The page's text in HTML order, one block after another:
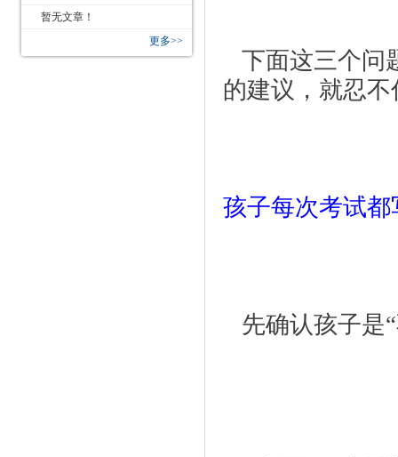
暂无文章！
更多>>
的建议，就忍
孩子每次考试
先确认孩子